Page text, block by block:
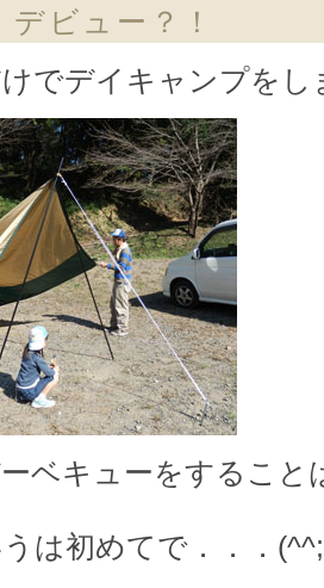
ビュー？！
でデイキャンプをし
ベキューをすること
は初めてで．．．(^^;